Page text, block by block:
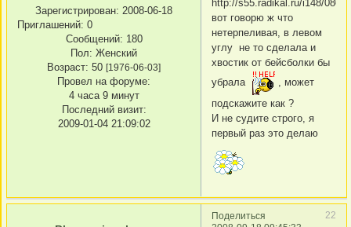
Зарегистрирован: 2008-06-18
Приглашений: 0
Сообщений: 180
Пол: Женский
Возраст: 50 [1976-06-03]
Провел на форуме:
4 часа 9 минут
Последний визит:
2009-01-04 21:09:02
вот говорю ж что
нетерпеливая, в левом
углу не то сделала и
хвостик от бейсболки бы
убрала
, может
подскажите как ?
И не судите строго, я
первый раз это делаю
Поделиться
22